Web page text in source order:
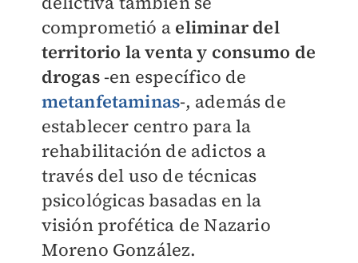
comprometió a eliminar del
territorio la venta y consumo de
drogas-en específico de
metanfetaminas-, además de
establecer centro para la
rehabilitación de adictos a
través del uso de técnicas
psicológicas basadas en la
visión profética de Nazario
Moreno González.